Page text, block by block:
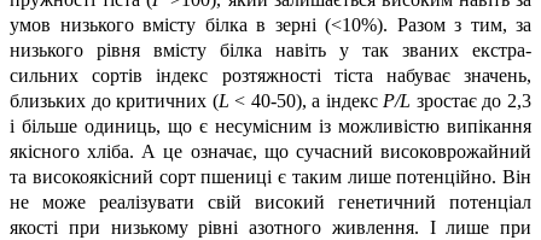
умов низького вмісту білка в зерні (<10%). Разом з тим, за
низького рівня вмісту білка навіть у так званих екстра-
сильних сортів індекс розтяжності тіста набуває значень,
близьких до критичних (L < 40-50), а індекс P/L зростає до 2,3
і більше одиниць, що є несумісним із можливістю випікання
якісного хліба. А це означає, що сучасний високоврожайний
та високоякісний сорт пшениці є таким лише потенційно. Він
не може реалізувати свій високий генетичний потенціал
якості при низькому рівні азотного живлення. І лише при